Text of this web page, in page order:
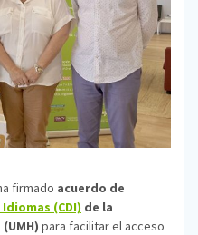
firmado acuerdo de
(CDI) de la
(UMH) para facilitar el acceso